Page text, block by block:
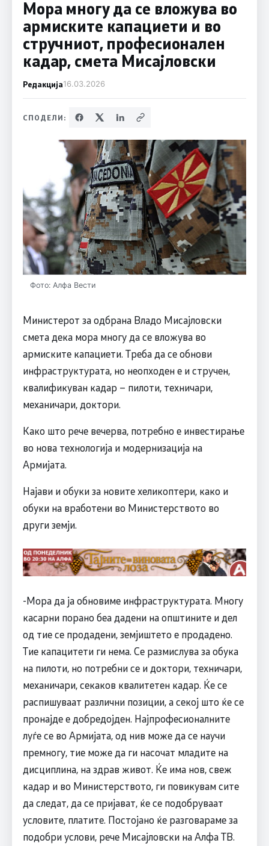
Мора многу да се вложува во
армиските капациети и во
стручниот, професионален
кадар, смета Мисајловски
Редакција16.03.2026
СПОДЕЛИ:
Фото: Алфа Вести
Министерот за одбрана Владо Мисајловски
смета дека мора многу да се вложува во
армиските капациети. Треба да се обнови
инфраструктурата, но неопходен е и стручен,
квалификуван кадар – пилоти, техничари,
механичари, доктори.
Како што рече вечерва, потребно е инвестирање
во нова технологија и модернизација на
Армијата.
Најави и обуки за новите хеликоптери, како и
обуки на вработени во Министерството во
други земји.
-Мора да ја обновиме инфраструктурата. Многу
касарни порано беа дадени на општините и дел
од тие се продадени, земјиштето е продадено.
Тие капацитети ги нема. Се размислува за обука
на пилоти, но потребни се и доктори, техничари,
механичари, секаков квалитетен кадар. Ќе се
распишуваат различни позиции, а секој што ќе се
пронајде е добредојден. Најпрофесионалните
луѓе се во Армијата, од нив може да се научи
премногу, тие може да ги насочат младите на
дисциплина, на здрав живот. Ќе има нов, свеж
кадар и во Министерството, ги повикувам сите
да следат, да се пријават, ќе се подобруваат
условите, платите. Постојано ќе разговараме за
подобри услови, рече Мисајловски на Алфа ТВ.